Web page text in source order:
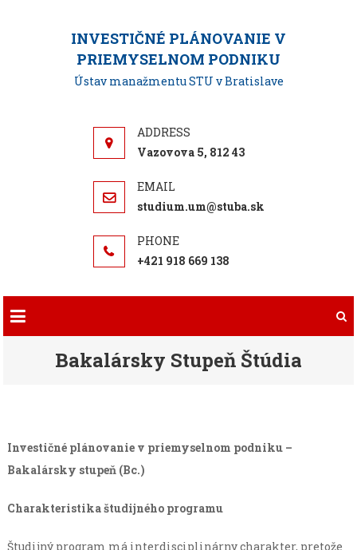
INVESTIČNÉ PLÁNOVANIE V
PRIEMYSELNOM PODNIKU
Ústav manažmentu STU v Bratislave
Vazovova 5, 812 43
studium.um@stuba.sk
+421 918 669 138
Bakalársky Stupeň Štúdia
Investičné plánovanie v priemyselnom podniku –
Bakalársky stupeň (Bc.)
Charakteristika študijného programu
Študijný program má interdisciplinárny charakter, pretože